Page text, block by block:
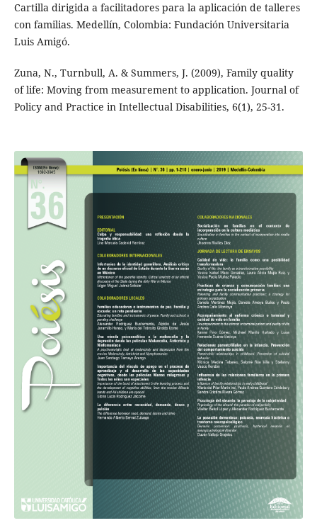
Cartilla dirigida a facilitadores para la aplicación de talleres
con familias. Medellín, Colombia: Fundación Universitaria
Luis Amigó.
Zuna, N., Turnbull, A. & Summers, J. (2009), Family quality
of life: Moving from measurement to application. Journal of
Policy and Practice in Intellectual Disabilities, 6(1), 25-31.